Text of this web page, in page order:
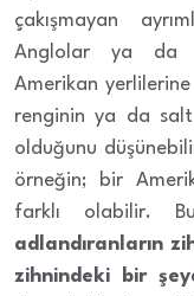
çakışmayan
Anglolar ya da
Amerikan yerlilerine
renginin ya da salt
olduğunu
örneğin; bir
farklı olabilir.
adlandıranların
zihnindeki bir